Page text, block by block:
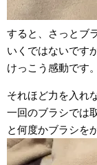
すると、さっとブ
いくではないです
けっこう感動です。
それほど力を入れ
一回のブラシでは
と何度かブラシを